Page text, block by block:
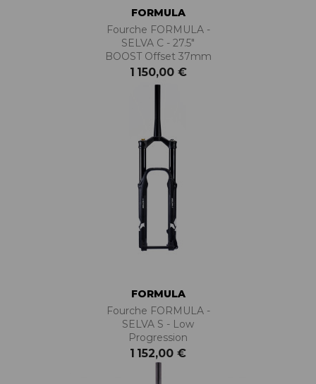
FORMULA
Fourche FORMULA -
SELVA C - 27.5"
BOOST Offset 37mm
1 150,00 €
FORMULA
Fourche FORMULA -
SELVA S - Low
Progression
1 152,00 €